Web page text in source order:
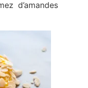
d’amandes